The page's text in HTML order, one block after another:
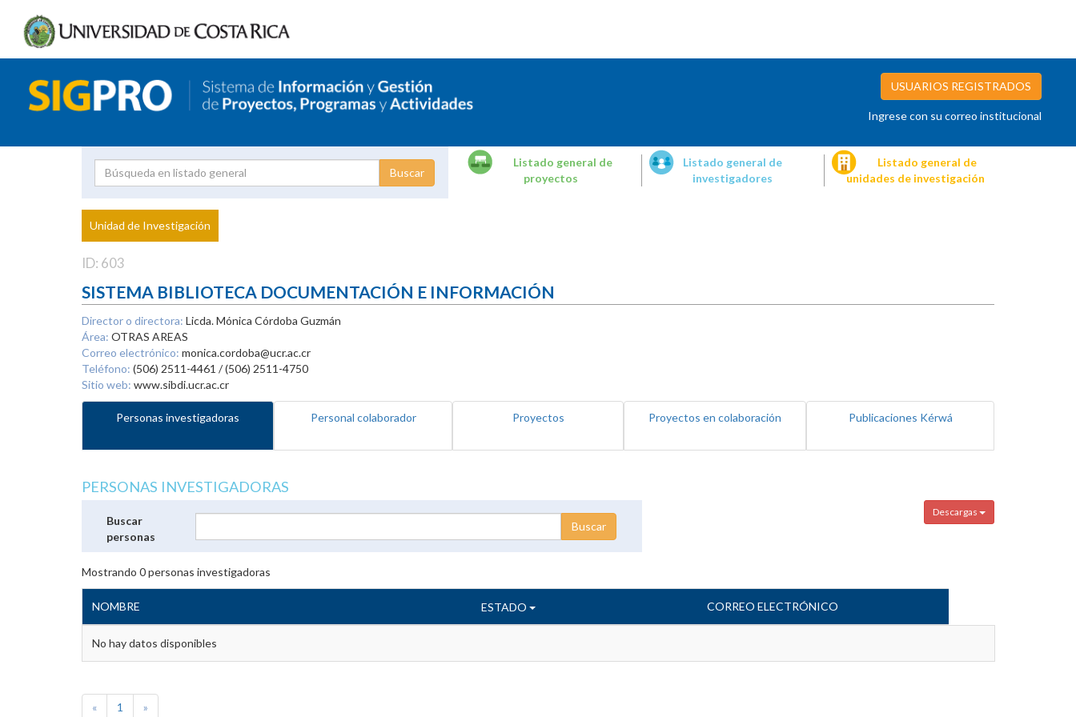
USUARIOS REGISTRADOS
Ingrese con su correo institucional
Proyecto
Investigador
Listado general de
proyectos
Listado general de
investigadores
Listado general de
unidades de investigación
Unidad de Investigación
ID: 603
SISTEMA BIBLIOTECA DOCUMENTACIÓN E INFORMACIÓN
Director o directora: Licda. Mónica Córdoba Guzmán
Área: OTRAS AREAS
Correo electrónico: monica.cordoba@ucr.ac.cr
Teléfono: (506) 2511-4461 / (506) 2511-4750
Sitio web: www.sibdi.ucr.ac.cr
Personas investigadoras Personal colaborador Proyectos Proyectos en colaboración Publicaciones Kérwá
PERSONAS INVESTIGADORAS
Descargas
Buscar
personas
Mostrando 0personas investigadoras
NOMBRE ESTADO CORREO ELECTRÓNICO
No hay datos disponibles
« 1 »